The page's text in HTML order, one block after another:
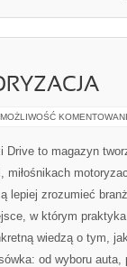
MOŻLIWOŚĆ
Drive to magazyn
miłośnikach
lepiej zrozumieć
w którym
wiedzą o tym,
od wyboru auta,